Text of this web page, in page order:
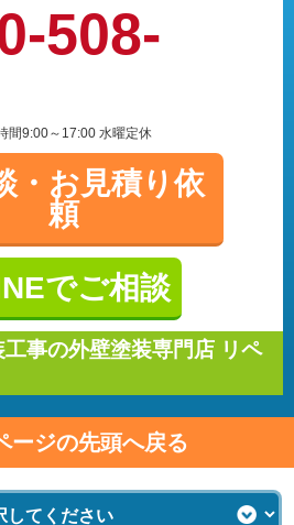
508-
間9:00～17:00 水曜定休
・ お見積り依
頼
でご相談
事の外壁塗装専門店 リペ
ージの先頭へ戻る